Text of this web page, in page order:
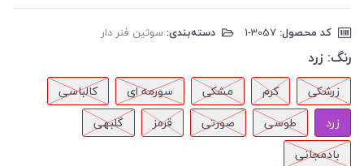
کد محصول: دسته‌بندی: سوتین فنر دار
رنگ: زرد
زرشکی کرم مشکی سورمه ای
کالباسی
زرد
طوسی صورتی قرمز
گلبهی
بادمجانی